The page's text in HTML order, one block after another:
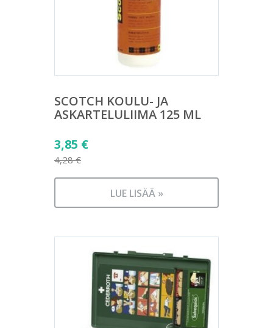
SCOTCH KOULU- JA
ASKARTELULIIMA 125 ML
4,28€
Alkuperäinen
hinta
oli:
3,85 €
Nykyinen
on:
LUE LISÄÄ »